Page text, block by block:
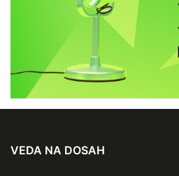
VEDA NA DOSAH